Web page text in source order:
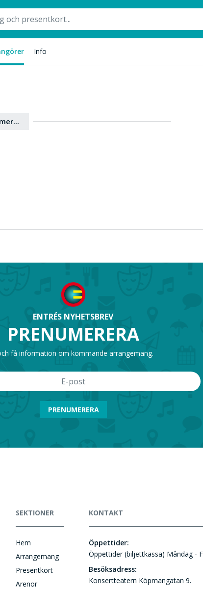
Info
ENTRÉS NYHETSBREV
PRENUMERERA
få information om kommande arrangemang.
PRENUMERERA
SEKTIONER
Hem
Arrangemang
Presentkort
Arenor
KONTAKT
Öppettider:
Öppettider (biljettkassa) Måndag -
Besöksadress:
Konsertteatern Köpmangatan 9.